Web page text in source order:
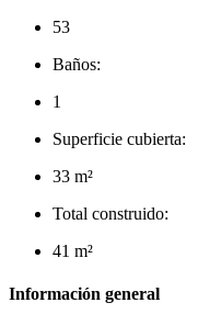
53
Baños:
1
Superficie cubierta:
33 m²
Total construido:
41 m²
Información general